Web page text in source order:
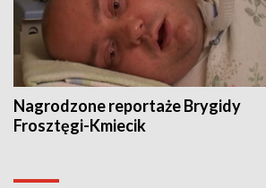
Nagrodzone reportaże Brygidy
Frosztęgi-Kmiecik